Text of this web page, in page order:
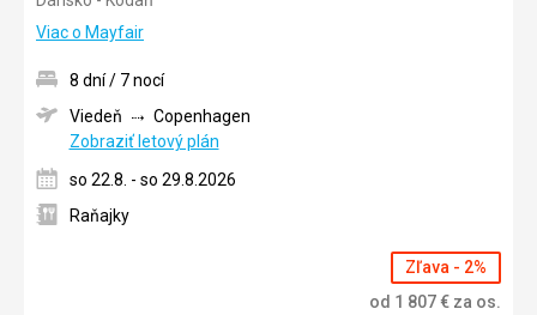
Viac o Mayfair
8 dní / 7 nocí
Viedeň
Copenhagen
Zobraziť letový plán
so 22.8. - so 29.8.2026
Raňajky
Zľava - 2%
od 1 807€ za os.